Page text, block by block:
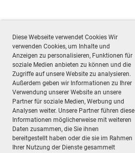
Diese Webseite verwendet Cookies Wir
verwenden Cookies, um Inhalte und
Anzeigen zu personalisieren, Funktionen für
soziale Medien anbieten zu können und die
Zugriffe auf unsere Website zu analysieren.
Außerdem geben wir Informationen zu Ihrer
Verwendung unserer Website an unsere
Partner für soziale Medien, Werbung und
Analysen weiter. Unsere Partner führen diese
Informationen möglicherweise mit weiteren
Daten zusammen, die Sie ihnen
bereitgestellt haben oder die sie im Rahmen
Ihrer Nutzung der Dienste gesammelt